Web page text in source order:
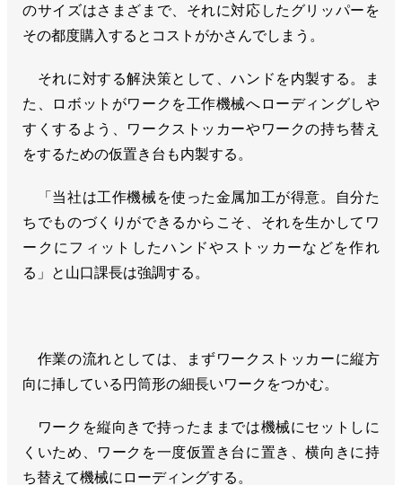
のサイズはさまざまで、それに対応したグリッパーを
その都度購入するとコストがかさんでしまう。
それに対する解決策として、ハンドを内製する。ま
た、ロボットがワークを工作機械へローディングしや
すくするよう、ワークストッカーやワークの持ち替え
をするための仮置き台も内製する。
「当社は工作機械を使った金属加工が得意。自分た
ちでものづくりができるからこそ、それを生かしてワ
ークにフィットしたハンドやストッカーなどを作れ
る」と山口課長は強調する。
作業の流れとしては、まずワークストッカーに縦方
向に挿している円筒形の細長いワークをつかむ。
ワークを縦向きで持ったままでは機械にセットしに
くいため、ワークを一度仮置き台に置き、横向きに持
ち替えて機械にローディングする。